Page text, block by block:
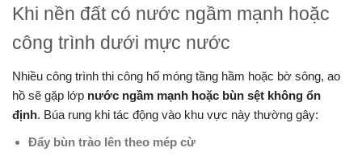
Khi nền đất có nước ngầm mạnh hoặc
công trình dưới mực nước
Nhiều công trình thi công hố móng tầng hầm hoặc bờ sông, ao
hồ sẽ gặp lớp nước ngầm mạnh hoặc bùn sệt không ổn
định. Búa rung khi tác động vào khu vực này thường gây:
Đẩy bùn trào lên theo mép cừ